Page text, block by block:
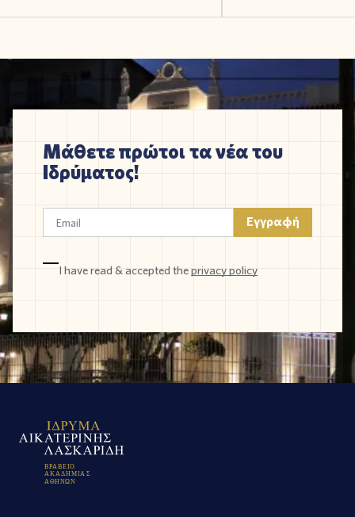
Μάθετε πρώτοι τα νέα του
Ιδρύματος!
I have read & accepted theprivacy policy
ΒΡΑΒΕΙΟ
ΑΚΑΔΗΜΙΑ Σ
Α ΘΗΝΩΝ